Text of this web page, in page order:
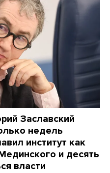
Заславский
недель
институт как
и десять
власти